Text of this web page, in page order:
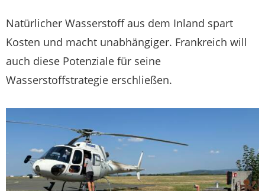
Natürlicher Wasserstoff aus dem Inland spart
Kosten und macht unabhängiger. Frankreich will
auch diese Potenziale für seine
Wasserstoffstrategie erschließen.